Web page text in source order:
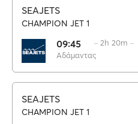
SEAJETS
CHAMPION JET 1
09:45
Αδάμαντας
·· 2h 20m ··
SEAJETS
CHAMPION JET 1